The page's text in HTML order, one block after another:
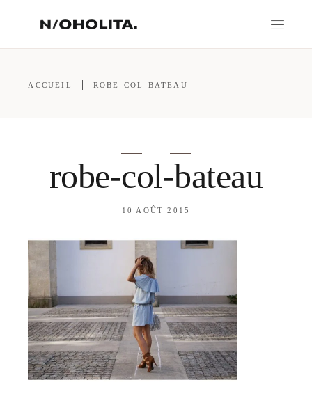
ACCUEIL ROBE-COL-BATEAU
robe-col-bateau
10 AOÛT 2015